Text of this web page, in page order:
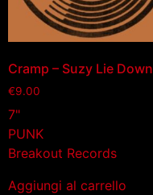
Cramp – Suzy Lie Down
€9.00
7"
PUNK
Breakout Records
Aggiungi al carrello